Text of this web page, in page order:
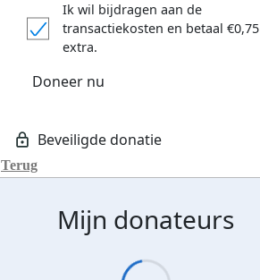
Terug
Ik wil bijdragen aan de
transactiekosten en betaal €0,75
extra.
Doneer nu
Mijn donateurs